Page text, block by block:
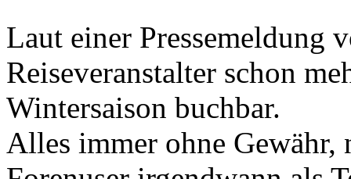
Laut einer Pressemeldung
Reiseveranstalter schon
Wintersaison buchbar.
Alles immer ohne Gewähr,